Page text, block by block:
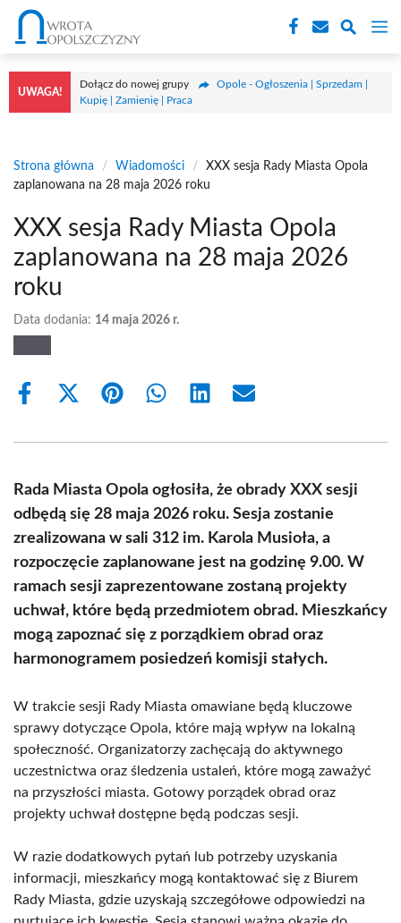
Przejdź
treści
UWAGA!
Dołącz do nowej grupy
Opole - Ogłoszenia | Sprzedam |
Kupię | Zamienię | Praca
Strona główna / Wiadomości /
XXX sesja Rady Miasta Opola
zaplanowana na 28 maja 2026 roku
XXX sesja Rady Miasta Opola
zaplanowana na 28 maja 2026
roku
Data dodania: 14 maja 2026 r.
Share
Share
(Twitter)
Share Share Share Share
Rada Miasta Opola ogłosiła, że obrady XXX sesji
odbędą się 28 maja 2026 roku. Sesja zostanie
zrealizowana w sali 312 im. Karola Musioła, a
rozpoczęcie zaplanowane jest na godzinę 9.00. W
ramach sesji zaprezentowane zostaną projekty
uchwał, które będą przedmiotem obrad. Mieszkańcy
mogą zapoznać się z porządkiem obrad oraz
harmonogramem posiedzeń komisji stałych.
W trakcie sesji Rady Miasta omawiane będą kluczowe
sprawy dotyczące Opola, które mają wpływ na lokalną
społeczność. Organizatorzy zachęcają do aktywnego
uczestnictwa oraz śledzenia ustaleń, które mogą zaważyć
na przyszłości miasta. Gotowy porządek obrad oraz
projekty uchwał dostępne będą podczas sesji.
W razie dodatkowych pytań lub potrzeby uzyskania
informacji, mieszkańcy mogą kontaktować się z Biurem
Rady Miasta, gdzie uzyskają szczegółowe odpowiedzi na